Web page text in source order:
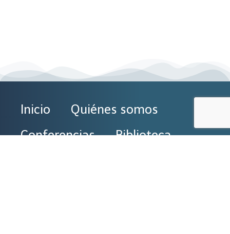
Inicio
Quiénes somos
Conferencias
Biblioteca